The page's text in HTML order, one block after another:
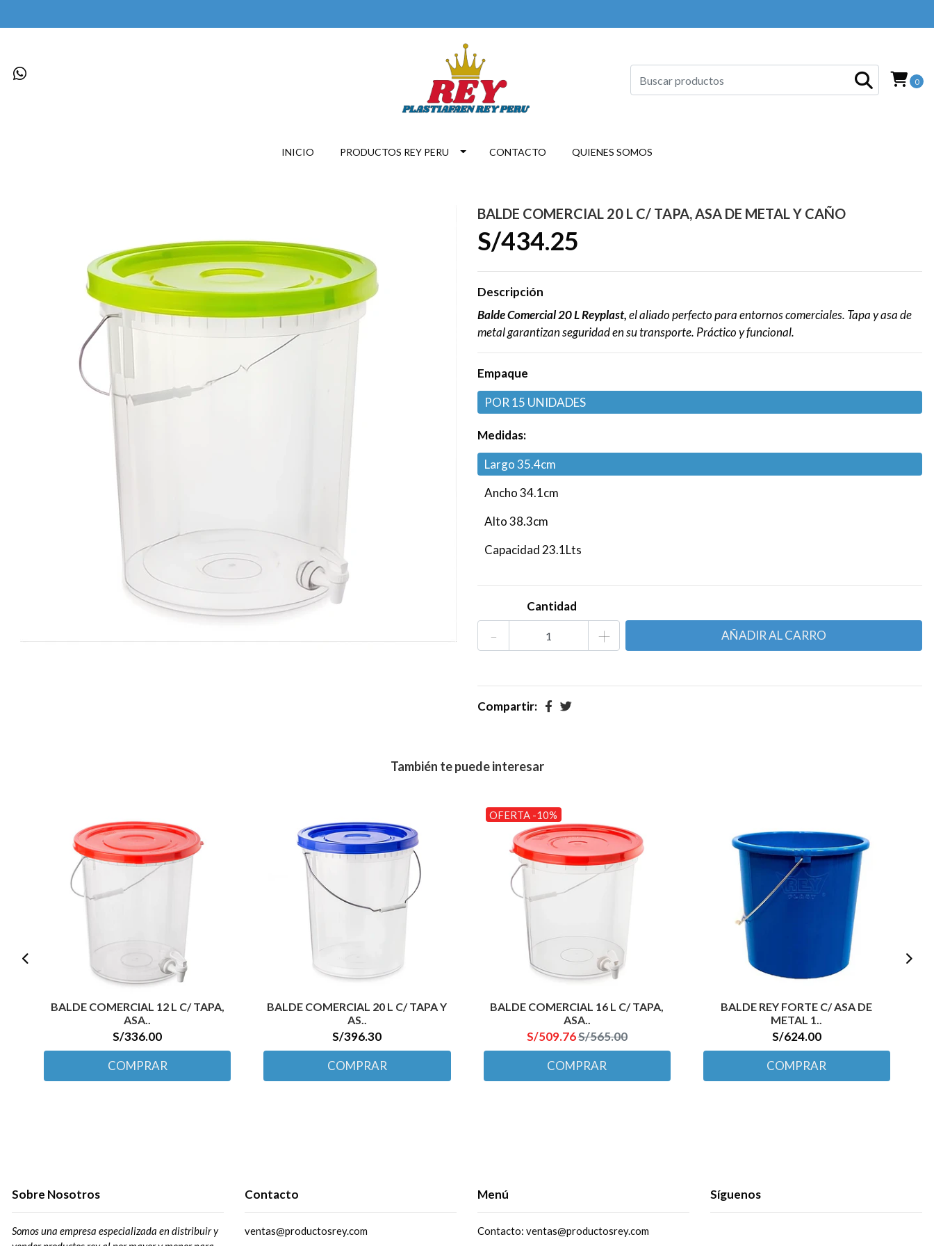
0
INICIO PRODUCTOS REY PERU CONTACTO QUIENES SOMOS
BALDE COMERCIAL 20 L C/ TAPA, ASA DE METAL Y CAÑO
S/434.25
Descripción
Balde Comercial 20 L Reyplast,el aliado perfecto para entornos comerciales. Tapa y asa de
metal garantizan seguridad en su transporte. Práctico y funcional.
Empaque
POR 15 UNIDADES
Medidas:
Largo 35.4cm
Ancho 34.1cm
Alto 38.3cm
Capacidad 23.1Lts
Cantidad
- +
Compartir:
También te puede interesar
BALDE COMERCIAL 12 L C/ TAPA,
ASA..
S/336.00
COMPRAR
BALDE COMERCIAL 20 L C/ TAPA Y
AS..
S/396.30
COMPRAR
OFERTA -10%
BALDE COMERCIAL 16 L C/ TAPA,
ASA..
S/509.76S/565.00
COMPRAR
BALDE REY FORTE C/ ASA DE
METAL 1..
S/624.00
COMPRAR
Sobre Nosotros
Somos una empresa especializada en distribuir y
Contacto
ventas@productosrey.com
Menú
Contacto: ventas@productosrey.com
Síguenos